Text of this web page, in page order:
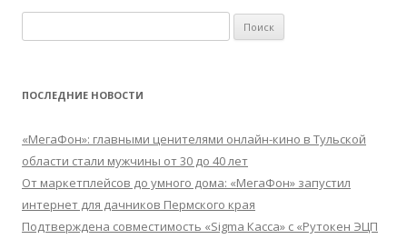
ПОСЛЕДНИЕ НОВОСТИ
«МегаФон»: главными ценителями онлайн-кино в Тульской
области стали мужчины от 30 до 40 лет
От маркетплейсов до умного дома: «МегаФон» запустил
интернет для дачников Пермского края
Подтверждена совместимость «Sigma Касса» с «Рутокен ЭЦП